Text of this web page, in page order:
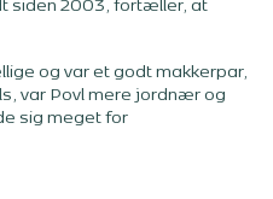
siden 2003, fortæller, at
og var et godt makkerpar,
var Povl mere jordnær og
sig meget for